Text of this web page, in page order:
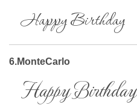
Happy Birthday
6.MonteCarlo
Happy Birthday